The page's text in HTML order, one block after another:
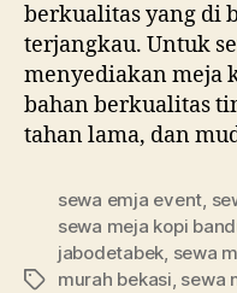
berkualitas yang di
terjangkau. Untuk
menyediakan meja
bahan berkualitas
tahan lama, dan
Tag
sewa emja event,
sewa meja kopi
jabodetabek, sewa
murah bekasi, sewa